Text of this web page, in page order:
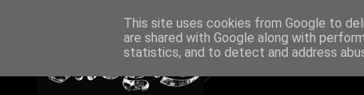
This site uses cookies from Google to
are shared with Google along with
statistics, and to detect and address